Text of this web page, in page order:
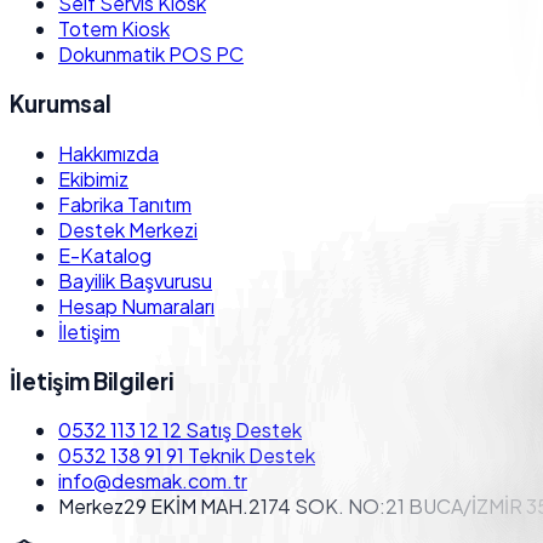
Totem Kiosk
Dokunmatik POS PC
Kurumsal
Hakkımızda
Ekibimiz
Fabrika Tanıtım
Destek Merkezi
E-Katalog
Bayilik Başvurusu
Hesap Numaraları
İletişim
İletişim Bilgileri
0532 113 12 12 Satış Destek
0532 138 91 91 Teknik Destek
info@desmak.com.tr
Merkez29 EKİM MAH.2174 SOK. NO:21 BUCA/İZMİR